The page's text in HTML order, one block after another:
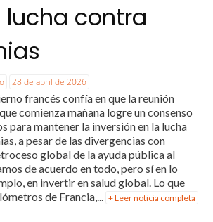
lucha contra
28 de abril de 2026
francés confía en que la reunión
comienza mañana logre un consenso
para mantener la inversión en la lucha
a pesar de las divergencias con
global de la ayuda pública al
de acuerdo en todo, pero sí en lo
en invertir en salud global. Lo que
de Francia,... + Leer noticia completa